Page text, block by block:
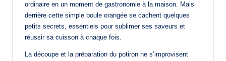
ordinaire en un moment de gastronomie à la maison. Mais
derrière cette simple boule orangée se cachent quelques
petits secrets, essentiels pour sublimer ses saveurs et
réussir sa cuisson à chaque fois.
La découpe et la préparation du potiron ne s’improvisent